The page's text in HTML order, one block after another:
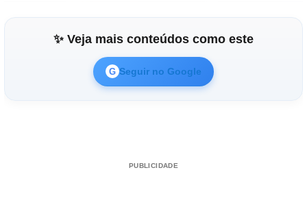
✨ Veja mais conteúdos como este
G Seguir no Google
PUBLICIDADE